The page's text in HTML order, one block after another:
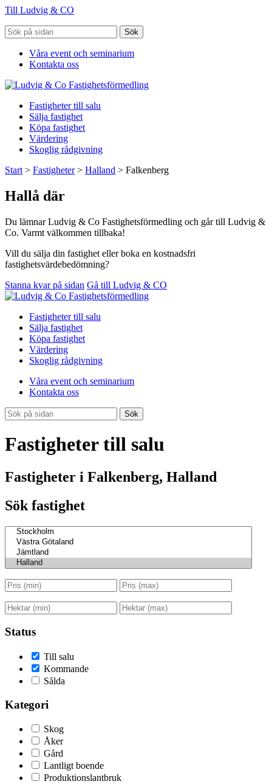
Till Ludvig & CO
Sök
Våra event och seminarium
Kontakta oss
Fastigheter till salu
Sälja fastighet
Köpa fastighet
Värdering
Skoglig rådgivning
Start > Fastigheter> Halland > Falkenberg
Hallå där
Du lämnar Ludvig & Co Fastighetsförmedling och går till Ludvig &
Co. Varmt välkommen tillbaka!
Vill du sälja din fastighet eller boka en kostnadsfri
fastighetsvärdebedömning?
Stanna kvar på sidan Gå till Ludvig & CO
Fastigheter till salu
Sälja fastighet
Köpa fastighet
Värdering
Skoglig rådgivning
Våra event och seminarium
Kontakta oss
Sök
Fastigheter till salu
Fastigheter i Falkenberg, Halland
Sök fastighet
Status
Till salu
Kommande
Sålda
Kategori
Skog
Åker
Gård
Lantligt boende
Produktionslantbruk